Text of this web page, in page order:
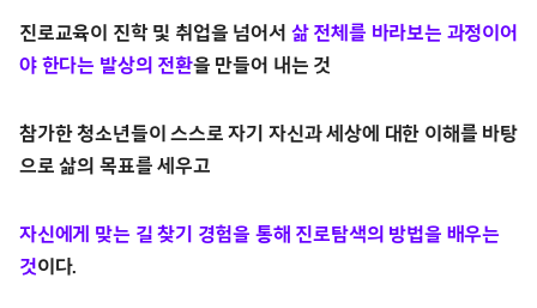
진로교육이 진학 및 취업을 넘어서 삶 전체를 바라보는 과정이어
야 한다는 발상의 전환을 만들어 내는 것
참가한 청소년들이 스스로 자기 자신과 세상에 대한 이해를 바탕
으로 삶의 목표를 세우고
자신에게 맞는 길 찾기 경험을 통해 진로탐색의 방법을 배우는
것이다.